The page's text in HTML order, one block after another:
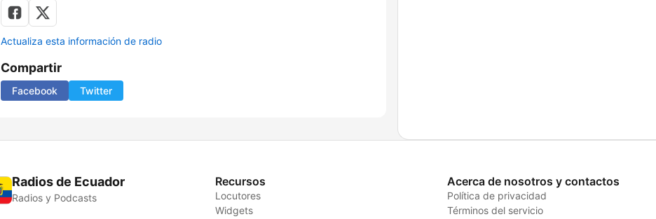
Actualiza esta información de radio
Compartir
Facebook Twitter
Radios de Ecuador
Radios y Podcasts
Recursos
Locutores
Widgets
Acerca de nosotros y contactos
Política de privacidad
Términos del servicio